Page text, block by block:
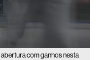
com ganhos nesta